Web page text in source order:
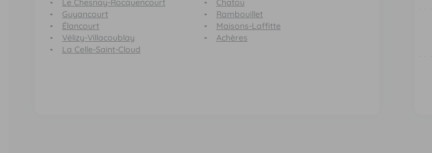
Le Chesnay-Rocquencourt
Chatou
Guyancourt
Rambouillet
Élancourt
Maisons-Laffitte
Vélizy-Villacoublay
Achères
La Celle-Saint-Cloud